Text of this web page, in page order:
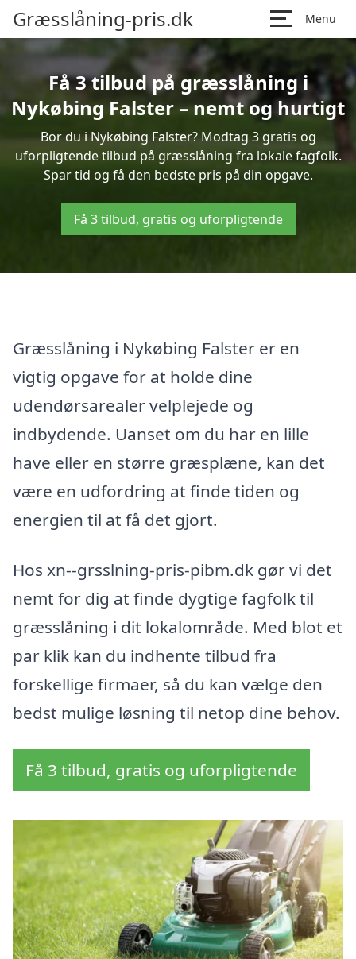
Græsslåning-pris.dk Menu
Få 3 tilbud på græsslåning i
Nykøbing Falster – nemt og hurtigt
Bor du i Nykøbing Falster? Modtag 3 gratis og
uforpligtende tilbud på græsslåning fra lokale fagfolk.
Spar tid og få den bedste pris på din opgave.
Få 3 tilbud, gratis og uforpligtende
Græsslåning i Nykøbing Falster er en
vigtig opgave for at holde dine
udendørsarealer velplejede og
indbydende. Uanset om du har en lille
have eller en større græsplæne, kan det
være en udfordring at finde tiden og
energien til at få det gjort.
Hos xn--grsslning-pris-pibm.dk gør vi det
nemt for dig at finde dygtige fagfolk til
græsslåning i dit lokalområde. Med blot et
par klik kan du indhente tilbud fra
forskellige firmaer, så du kan vælge den
bedst mulige løsning til netop dine behov.
Få 3 tilbud, gratis og uforpligtende